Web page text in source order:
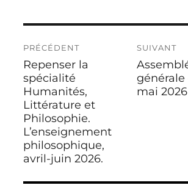
PRÉCÉDENT
Repenser la
spécialité
Humanités,
Littérature et
Philosophie.
L’enseignement
philosophique,
avril-juin 2026.
SUIVANT
générale
mai 2026